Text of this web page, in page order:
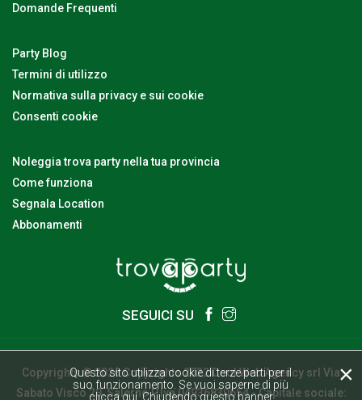
Domande Frequenti
Party Blog
Termini di utilizzo
Normativa sulla privacy e sui cookie
Consenti cookie
Noleggia trova party nella tua provincia
Come funziona
Segnala Location
Abbonamenti
SEGUICI SU
Copyrights © 2026 Copyrights 2022 Cool Web Agency srl Via
Sabato Visco 20, Salerno P.Iva 04936830654 - Capitale sociale:
×
Questo sito utilizza cookie di terze parti per il
suo funzionamento. Se vuoi saperne di più
clicca qui. Chiudendo questo banner